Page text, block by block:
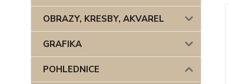
OBRAZY, KRESBY, AKVAREL
GRAFIKA
POHLEDNICE